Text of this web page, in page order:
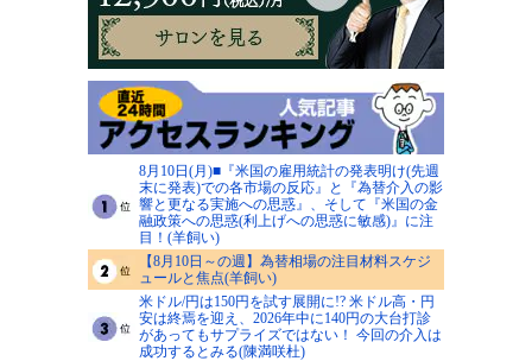
8月10日(月)■『米国の雇用統計の発表明け(先週
末に発表)での各市場の反応』と『為替介入の影
響と更なる実施への思惑』、そして『米国の金
融政策への思惑(利上げへの思惑に敏感)』に注
目！(羊飼い)
【8月10日～の週】為替相場の注目材料スケジ
ュールと焦点(羊飼い)
米ドル/円は150円を試す展開に!? 米ドル高・円
安は終焉を迎え、2026年中に140円の大台打診
があってもサプライズではない！ 今回の介入は
成功するとみる(陳満咲杜)